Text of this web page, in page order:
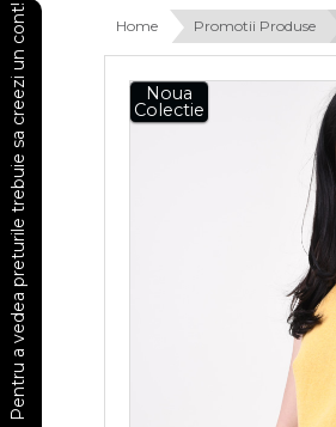
Home Promotii Produse
Noua
Colectie
Pentru a vedea preturile trebuie sa creezi un cont!